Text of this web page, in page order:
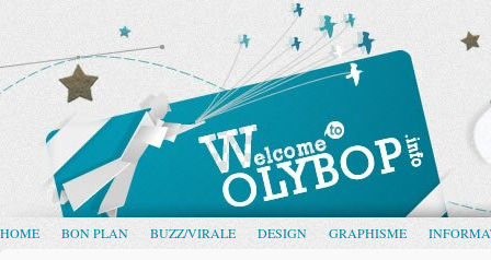
HOME BON PLAN BUZZ/VIRALE DESIGN GRAPHISME